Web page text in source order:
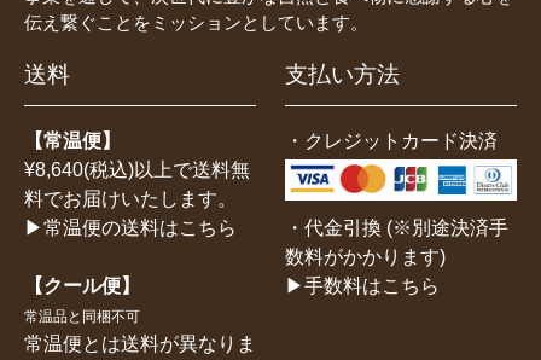
伝え繋ぐことをミッションとしています。
送料
【常温便】
¥8,640(税込)以上で送料無
料でお届けいたします。
▶常温便の送料はこちら
【クール便】
常温品と同梱不可
常温便とは送料が異なりま
支払い方法
・クレジットカード決済
・代金引換 (※別途決済手
数料がかかります)
▶手数料はこちら